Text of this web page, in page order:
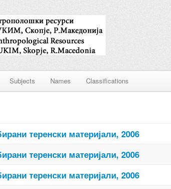
Subjects Names Classifications
теренски материјали, 2006
теренски материјали, 2006
теренски материјали, 2006